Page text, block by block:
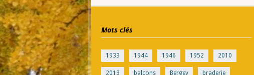
Mots clés
1933 1944 1946 1952 2010
2013 balcons Bergey braderie